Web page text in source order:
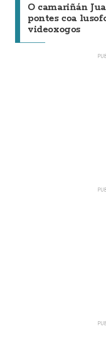
O camariñán
pontes coa
videoxogos